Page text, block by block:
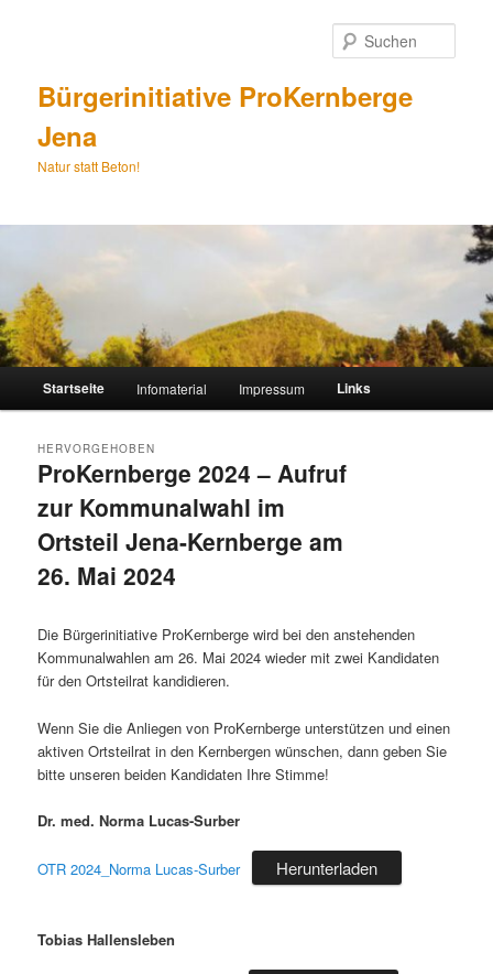
Bürgerinitiative ProKernberge
Jena
Natur statt Beton!
HauptmenüStartseite Infomaterial Impressum Links
ProKernberge 2024 – Aufruf
zur Kommunalwahl im
Ortsteil Jena-Kernberge am
26. Mai 2024
HERVORGEHOBEN
Die Bürgerinitiative ProKernberge wird bei den anstehenden
Kommunalwahlen am 26. Mai 2024 wieder mit zwei Kandidaten
für den Ortsteilrat kandidieren.
Wenn Sie die Anliegen von ProKernberge unterstützen und einen
aktiven Ortsteilrat in den Kernbergen wünschen, dann geben Sie
bitte unseren beiden Kandidaten Ihre Stimme!
Dr. med. Norma Lucas-Surber
OTR 2024_Norma Lucas-Surber Herunterladen
Tobias Hallensleben